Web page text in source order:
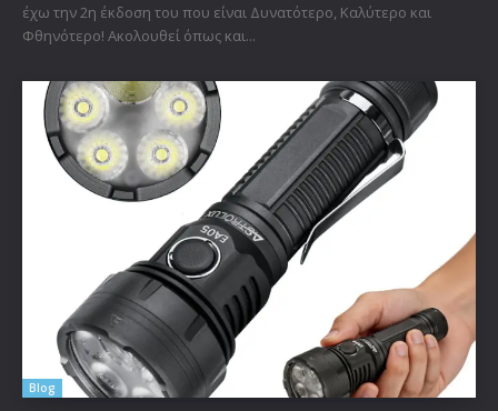
έχω την 2η έκδοση του που είναι Δυνατότερο, Καλύτερο και
Φθηνότερο! Ακολουθεί όπως και...
Blog